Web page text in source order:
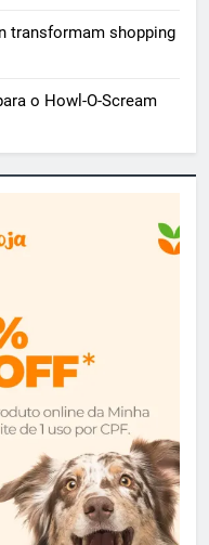
transformam shopping
o Howl-O-Scream